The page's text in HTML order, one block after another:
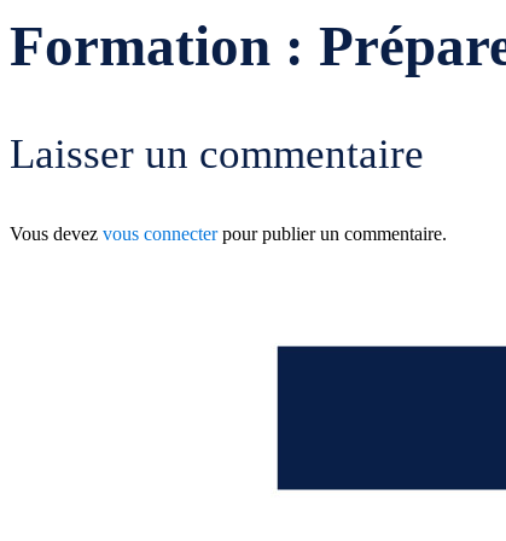
Formation :
Laisser un commentaire
Vous devez vous connecterpour publier un commentaire.